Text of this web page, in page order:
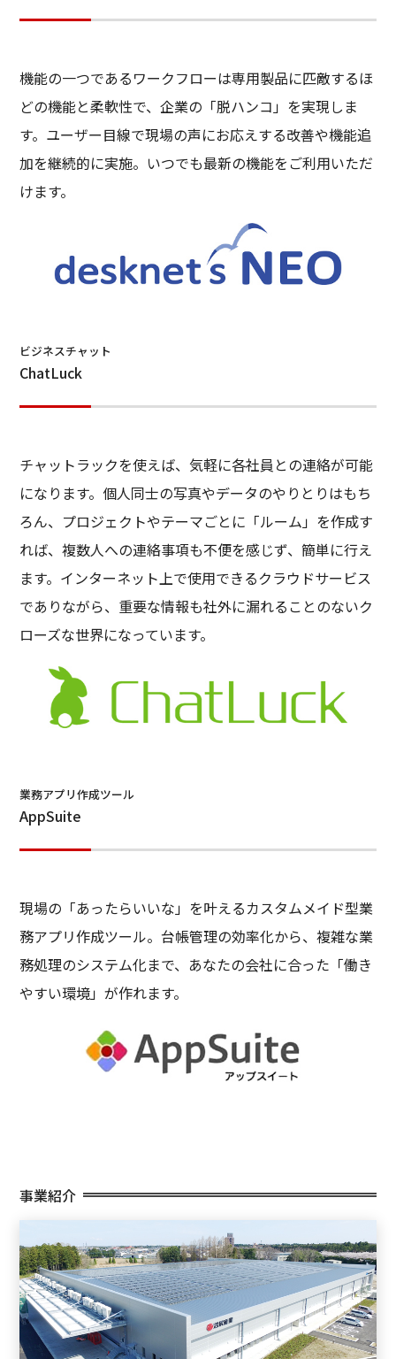
機能の一つであるワークフローは専用製品に匹敵するほ
どの機能と柔軟性で、企業の「脱ハンコ」を実現しま
す。ユーザー目線で現場の声にお応えする改善や機能追
加を継続的に実施。いつでも最新の機能をご利用いただ
けます。
ビジネスチャット
ChatLuck
チャットラックを使えば、気軽に各社員との連絡が可能
になります。個人同士の写真やデータのやりとりはもち
ろん、プロジェクトやテーマごとに「ルーム」を作成す
れば、複数人への連絡事項も不便を感じず、簡単に行え
ます。インターネット上で使用できるクラウドサービス
でありながら、重要な情報も社外に漏れることのないク
ローズな世界になっています。
業務アプリ作成ツール
AppSuite
現場の「あったらいいな」を叶えるカスタムメイド型業
務アプリ作成ツール。台帳管理の効率化から、複雑な業
務処理のシステム化まで、あなたの会社に合った「働き
やすい環境」が作れます。
事業紹介